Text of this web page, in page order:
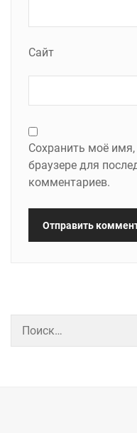
Сайт
Сохранить моё
браузере для
комментариев.